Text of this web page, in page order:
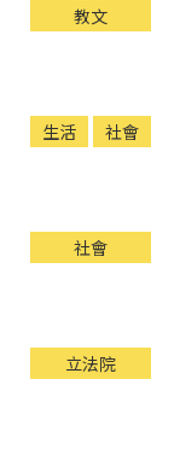
教文
生活 社會
社會
立法院